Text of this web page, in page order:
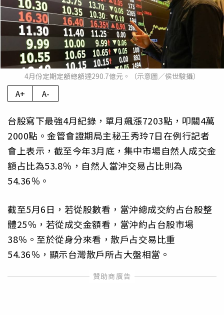
4月份定期定額總額達290.7億元。（示意圖／侯世駿攝）
A+ A-
台股寫下最強4月紀錄，單月飆漲7203點，叩關4萬
2000點。金管會證期局主秘王秀玲7日在例行記者
會上表示，截至今年3月底，集中市場自然人成交金
額占比為53.8％，自然人當沖交易占比則為
54.36％。
截至5月6日，若從股數看，當沖總成交約占台股整
體25％，若從成交金額看，當沖約占台股市場
38％。至於從身分來看，散戶占交易比重
54.36％，顯示台灣散戶所占大盤相當。